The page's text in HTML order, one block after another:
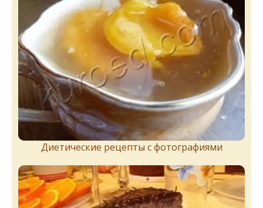
Диетические рецепты с фотографиями